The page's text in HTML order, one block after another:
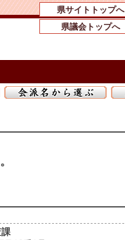
県サイトトップへ
県議会トップへ